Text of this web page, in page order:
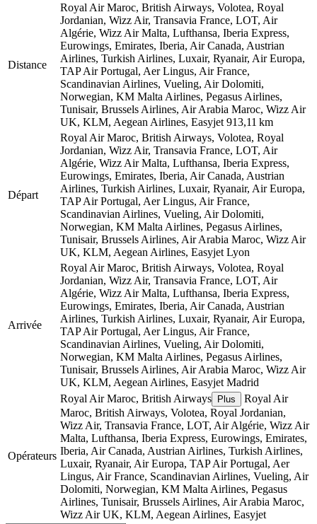
Distance
Royal Air Maroc, British Airways, Volotea, Royal
Jordanian, Wizz Air, Transavia France, LOT, Air
Algérie, Wizz Air Malta, Lufthansa, Iberia Express,
Eurowings, Emirates, Iberia, Air Canada, Austrian
Airlines, Turkish Airlines, Luxair, Ryanair, Air Europa,
TAP Air Portugal, Aer Lingus, Air France,
Scandinavian Airlines, Vueling, Air Dolomiti,
Norwegian, KM Malta Airlines, Pegasus Airlines,
Tunisair, Brussels Airlines, Air Arabia Maroc, Wizz Air
UK, KLM, Aegean Airlines, Easyjet 913,11 km
Départ
Royal Air Maroc, British Airways, Volotea, Royal
Jordanian, Wizz Air, Transavia France, LOT, Air
Algérie, Wizz Air Malta, Lufthansa, Iberia Express,
Eurowings, Emirates, Iberia, Air Canada, Austrian
Airlines, Turkish Airlines, Luxair, Ryanair, Air Europa,
TAP Air Portugal, Aer Lingus, Air France,
Scandinavian Airlines, Vueling, Air Dolomiti,
Norwegian, KM Malta Airlines, Pegasus Airlines,
Tunisair, Brussels Airlines, Air Arabia Maroc, Wizz Air
UK, KLM, Aegean Airlines, Easyjet Lyon
Arrivée
Royal Air Maroc, British Airways, Volotea, Royal
Jordanian, Wizz Air, Transavia France, LOT, Air
Algérie, Wizz Air Malta, Lufthansa, Iberia Express,
Eurowings, Emirates, Iberia, Air Canada, Austrian
Airlines, Turkish Airlines, Luxair, Ryanair, Air Europa,
TAP Air Portugal, Aer Lingus, Air France,
Scandinavian Airlines, Vueling, Air Dolomiti,
Norwegian, KM Malta Airlines, Pegasus Airlines,
Tunisair, Brussels Airlines, Air Arabia Maroc, Wizz Air
UK, KLM, Aegean Airlines, Easyjet Madrid
Opérateurs
Royal Air Maroc, British Airways Plus
Royal Air
Maroc, British Airways, Volotea, Royal Jordanian,
Wizz Air, Transavia France, LOT, Air Algérie, Wizz Air
Malta, Lufthansa, Iberia Express, Eurowings, Emirates,
Iberia, Air Canada, Austrian Airlines, Turkish Airlines,
Luxair, Ryanair, Air Europa, TAP Air Portugal, Aer
Lingus, Air France, Scandinavian Airlines, Vueling, Air
Dolomiti, Norwegian, KM Malta Airlines, Pegasus
Airlines, Tunisair, Brussels Airlines, Air Arabia Maroc,
Wizz Air UK, KLM, Aegean Airlines, Easyjet
©CARTO , ©OpenStreetMapcontributors